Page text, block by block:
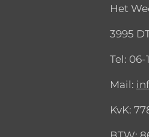
Het
3995
Tel: 06-
Mail:
KvK: